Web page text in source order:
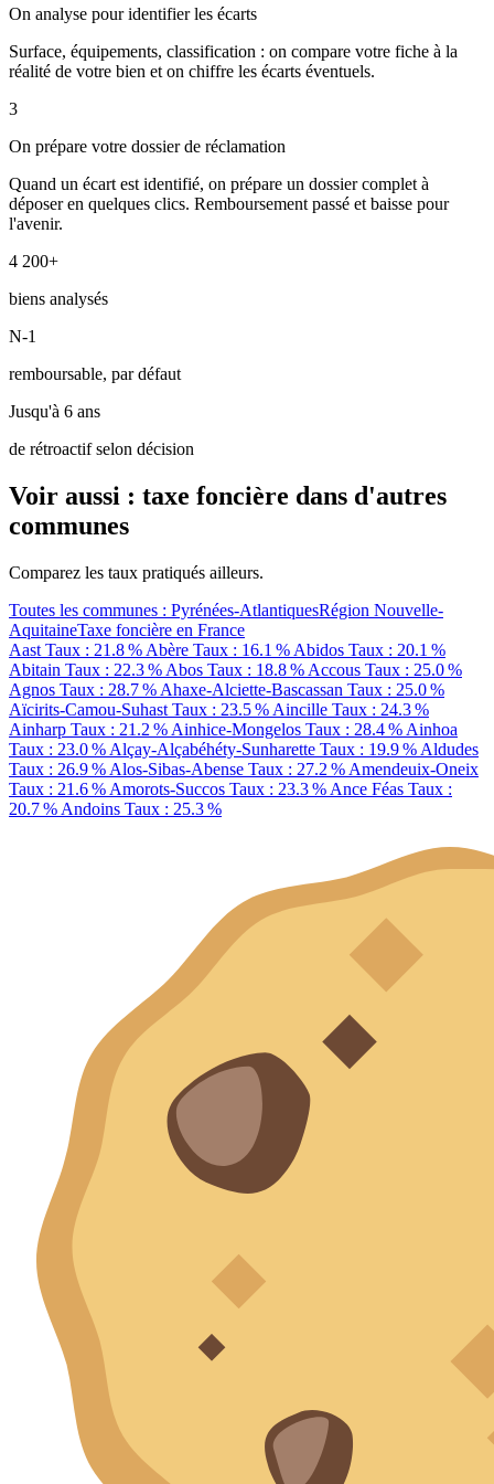
On analyse pour identifier les écarts
Surface, équipements, classification : on compare votre fiche à la
réalité de votre bien et on chiffre les écarts éventuels.
3
On prépare votre dossier de réclamation
Quand un écart est identifié, on prépare un dossier complet à
déposer en quelques clics. Remboursement passé et baisse pour
l'avenir.
4 200+
biens analysés
N-1
remboursable, par défaut
Jusqu'à 6 ans
de rétroactif selon décision
Voir aussi : taxe foncière dans d'autres
communes
Comparez les taux pratiqués ailleurs.
Toutes les communes : Pyrénées-AtlantiquesRégion Nouvelle-
AquitaineTaxe foncière en France
Aast Taux : 21.8 % Abère Taux : 16.1 % Abidos Taux : 20.1 %
Abitain Taux : 22.3 % Abos Taux : 18.8 % Accous Taux : 25.0 %
Agnos Taux : 28.7 % Ahaxe-Alciette-Bascassan Taux : 25.0 %
Aïcirits-Camou-Suhast Taux : 23.5 % Aincille Taux : 24.3 %
Ainharp Taux : 21.2 % Ainhice-Mongelos Taux : 28.4 % Ainhoa
Taux : 23.0 % Alçay-Alçabéhéty-Sunharette Taux : 19.9 % Aldudes
Taux : 26.9 % Alos-Sibas-Abense Taux : 27.2 % Amendeuix-Oneix
Taux : 21.6 % Amorots-Succos Taux : 23.3 % Ance Féas Taux :
20.7 % Andoins Taux : 25.3 %